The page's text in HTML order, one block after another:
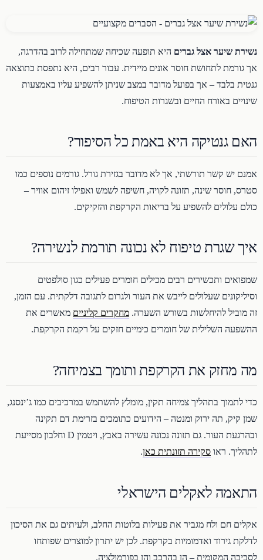
נשירת שיער אצל גברים היא תופעה שכיחה שמתחילה לרוב בהדרגה,
אך גורמת לתחושת חוסר אונים מיידית. עבור רבים, היא נתפסת כתוצאה
גנטית בלבד – אך בפועל מדובר במצב שניתן להשפיע עליו באמצעות
שינויים באורח החיים ובשגרות הטיפוח.
האם גנטיקה היא באמת כל הסיפור?
אמנם יש קשר תורשתי, אך לא מדובר בגזירת גורל. גורמים נוספים כמו
סטרס, חוסר שינה, תזונה לקויה, חשיפה לשמש ואפילו זיהום אוויר –
כולם עלולים להשפיע על בריאות הקרקפת והזקיקים.
איך שגרת טיפוח לא נכונה תורמת לנשירה?
שמפואים ותכשירים רבים מכילים חומרים פעילים כגון סולפטים
וסיליקונים שעלולים לייבש את העור ולגרום לתגובה דלקתית. עם הזמן,
זה מוביל להיחלשות בשורש השערה. מחקרים קליניים מאשרים את
ההשפעה השלילית של חומרים כימיים חזקים על רקמת הקרקפת.
מה מחזק את הקרקפת ותומך בצמיחה?
כדי לתמוך בתהליך צמיחה תקין, מומלץ להשתמש במרכיבים כמו ג’ינסנג,
שמן קיק, תה ירוק ומנטה – הידועים כתומכים בזרימת דם תקינה
ובהרגעת העור. גם תזונה נכונה עשירה באבץ, ויטמין D וחלבון מסייעת
לתהליך. ראו סקירה תזונתית כאן.
התאמה לאקלים הישראלי
אקלים חם ולח מגביר את פעילות בלוטות החלב, ולעיתים גם את הסיכון
לדלקת גירוד ואדמומיות בקרקפת. לכן יש יתרון למוצרים שפותחו
לסביבה המקומית – הן בהרכב והן בפורמולציה.